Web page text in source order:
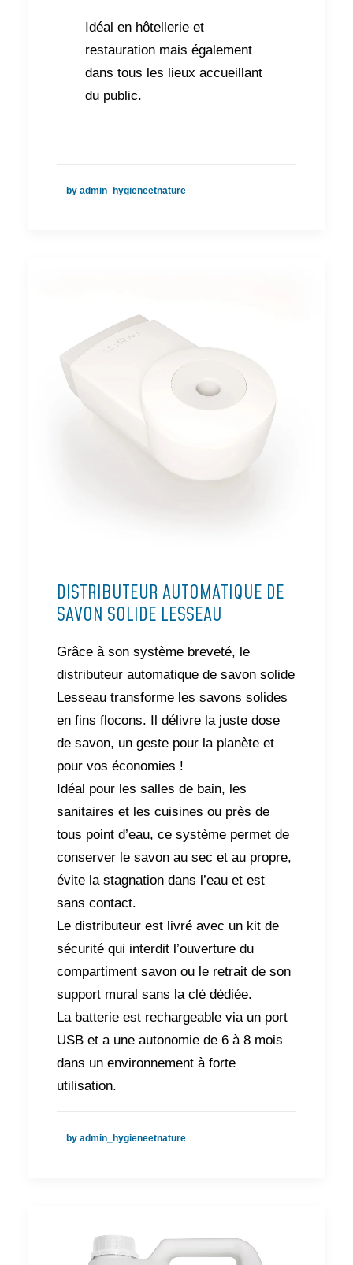
Idéal en hôtellerie et
restauration mais également
dans tous les lieux accueillant
du public.
by admin_hygieneetnature
DISTRIBUTEUR AUTOMATIQUE DE
SAVON SOLIDE LESSEAU
Grâce à son système breveté, le
distributeur automatique de savon solide
Lesseau transforme les savons solides
en fins flocons. Il délivre la juste dose
de savon, un geste pour la planète et
pour vos économies !
Idéal pour les salles de bain, les
sanitaires et les cuisines ou près de
tous point d’eau, ce système permet de
conserver le savon au sec et au propre,
évite la stagnation dans l’eau et est
sans contact.
Le distributeur est livré avec un kit de
sécurité qui interdit l’ouverture du
compartiment savon ou le retrait de son
support mural sans la clé dédiée.
La batterie est rechargeable via un port
USB et a une autonomie de 6 à 8 mois
dans un environnement à forte
utilisation.
by admin_hygieneetnature